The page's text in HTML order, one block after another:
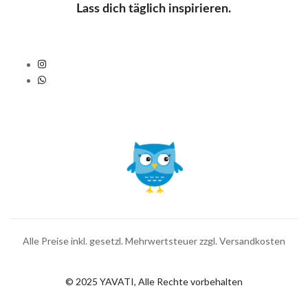
Lass dich täglich inspirieren.
Alle Preise inkl. gesetzl. Mehrwertsteuer zzgl. Versandkosten
© 2025 YAVATI, Alle Rechte vorbehalten